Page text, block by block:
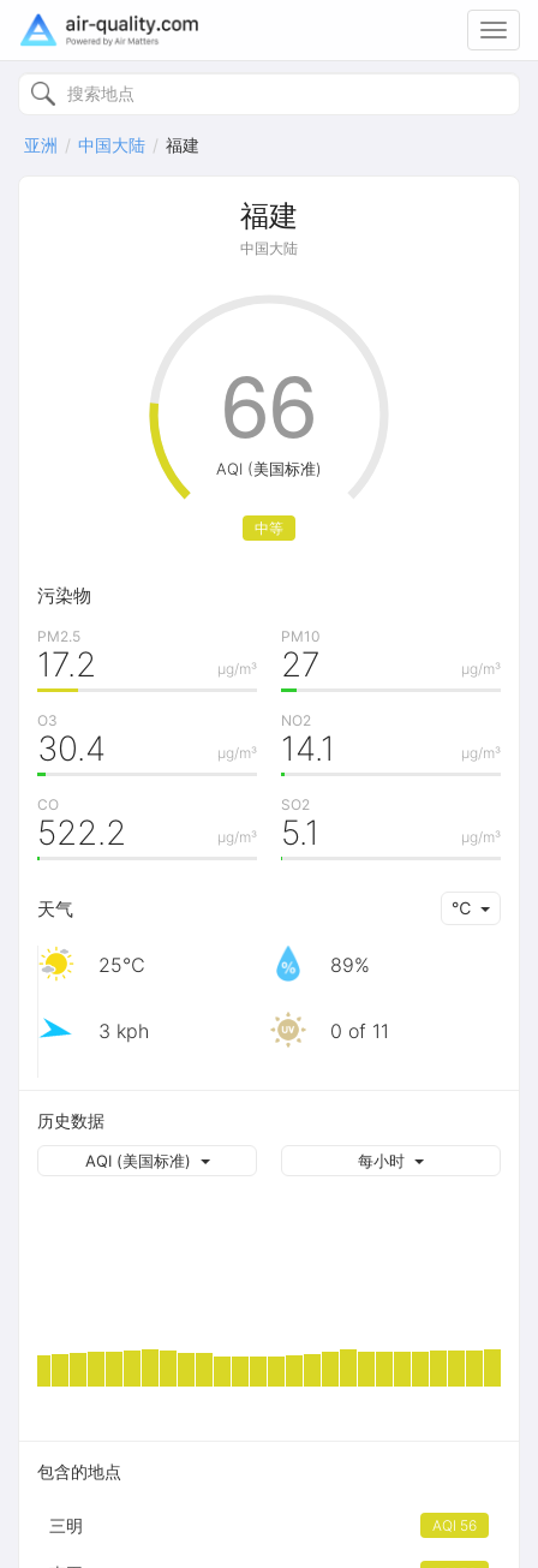
亚洲 中国大陆 福建
福建
中国大陆
AQI (美国标准)
中等
66
污染物
PM2.5
μg/m³
17.2
PM10
μg/m³
27
O3
μg/m³
30.4
NO2
μg/m³
14.1
CO
μg/m³
522.2
SO2
μg/m³
5.1
天气 ℃
25℃ 89%
3 kph 0 of 11
历史数据
每小时
AQI (美国标准)
包含的地点
三明 AQI 56